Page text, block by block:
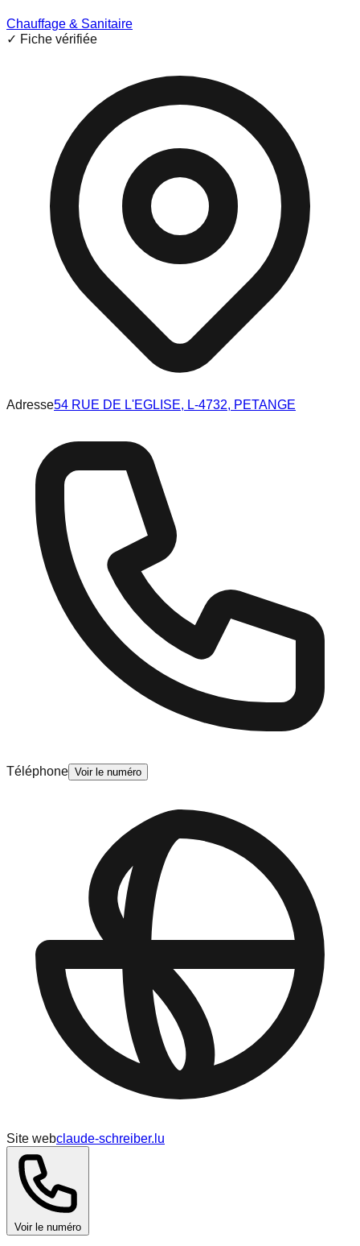
Chauffage & Sanitaire
✓ Fiche vérifiée
Adresse54 RUE DE L'EGLISE, L-4732, PETANGE
Téléphone Voir le numéro
Site webclaude-schreiber.lu
Voir le numéro